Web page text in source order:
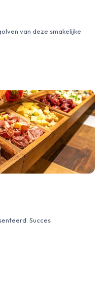
van deze smakelijke
Succes